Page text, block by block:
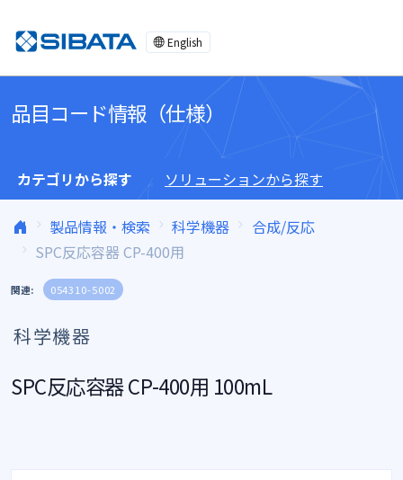
English
品目コード情報（仕様）
カテゴリから探す ソリューションから探す
製品情報・検索 科学機器
合成/反応
SPC反応容器 CP-400用
関連: 054310-5002
科学機器
SPC反応容器 CP-400用 100mL